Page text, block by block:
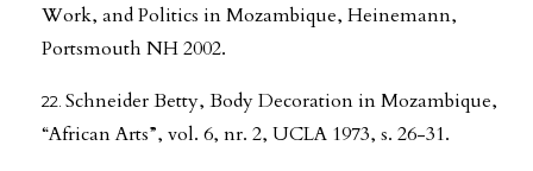
Work, and Politics in Mozambique, Heinemann,
Portsmouth NH 2002.
Schneider Betty, Body Decoration in Mozambique,
“African Arts”, vol. 6, nr. 2, UCLA 1973, s. 26-31.